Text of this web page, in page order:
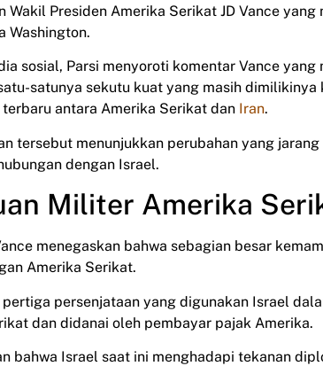
Wakil Presiden Amerika Serikat JD Vance
Washington.
sosial, Parsi menyoroti komentar Vance
satunya sekutu kuat yang masih
antara Amerika Serikat dan Iran.
tersebut menunjukkan perubahan yang
dengan Israel.
Militer Amerika
menegaskan bahwa sebagian besar
Amerika Serikat.
persenjataan yang digunakan Israel
dan didanai oleh pembayar pajak Amerika.
bahwa Israel saat ini menghadapi tekanan